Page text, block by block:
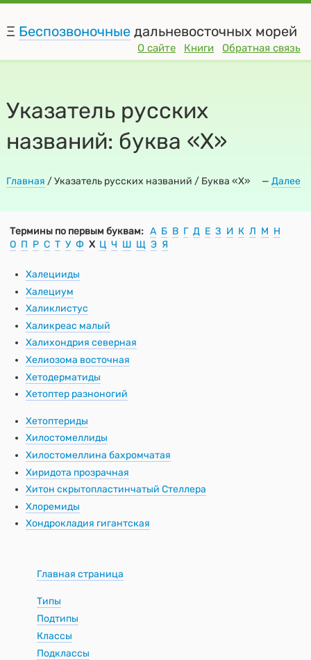
Ξ Беспозвоночныедальневосточных морей
О сайте Книги Обратная связь
Указатель русских
названий: буква «Х»
Главная / —Далее
Указатель русских названий / Буква «Х»
Термины по первым буквам: А Б В Г Д Е З И К Л М Н
О П Р С Т У Ф Х Ц Ч Ш Щ Э Я
Халецииды
Халециум
Халиклистус
Халикреас малый
Халихондрия северная
Хелиозома восточная
Хетодерматиды
Хетоптер разноногий
Хетоптериды
Хилостомеллиды
Хилостомеллина бахромчатая
Хиридота прозрачная
Хитон скрытопластинчатый Стеллера
Хлоремиды
Хондрокладия гигантская
Главная страница
Типы
Подтипы
Классы
Подклассы